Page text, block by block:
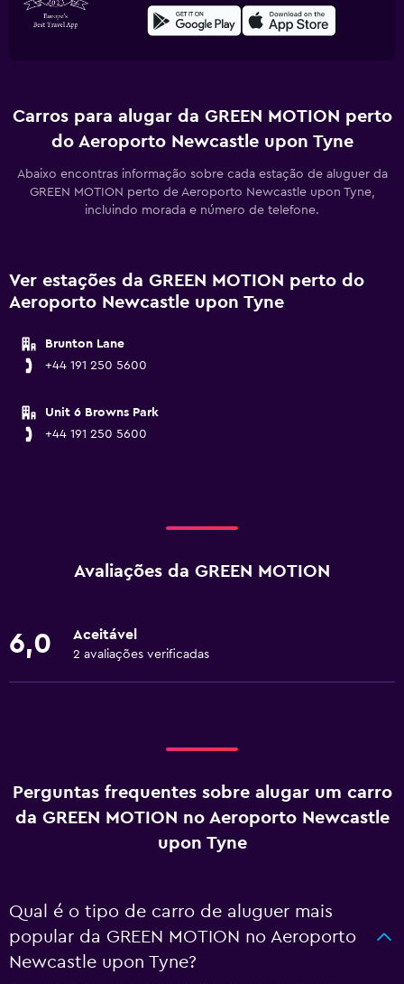
Carros para alugar da GREEN MOTION perto
do Aeroporto Newcastle upon Tyne
Abaixo encontras informação sobre cada estação de aluguer da
GREEN MOTION perto de Aeroporto Newcastle upon Tyne,
incluindo morada e número de telefone.
Ver estações da GREEN MOTION perto do
Aeroporto Newcastle upon Tyne
Brunton Lane
+44 191 250 5600
Unit 6 Browns Park
+44 191 250 5600
Avaliações da GREEN MOTION
6,0 Aceitável
2 avaliações verificadas
Perguntas frequentes sobre alugar um carro
da GREEN MOTION no Aeroporto Newcastle
upon Tyne
Qual é o tipo de carro de aluguer mais
popular da GREEN MOTION no Aeroporto
Newcastle upon Tyne?